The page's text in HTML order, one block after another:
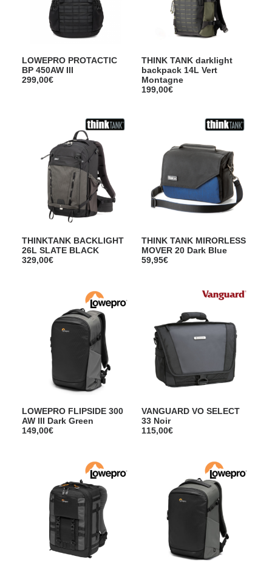
LOWEPRO PROTACTIC
BP 450AW III
299,00€
THINK TANK darklight
backpack 14L Vert
Montagne
199,00€
THINKTANK BACKLIGHT
26L SLATE BLACK
329,00€
THINK TANK MIRORLESS
MOVER 20 Dark Blue
59,95€
LOWEPRO FLIPSIDE 300
AW III Dark Green
149,00€
VANGUARD VO SELECT
33 Noir
115,00€